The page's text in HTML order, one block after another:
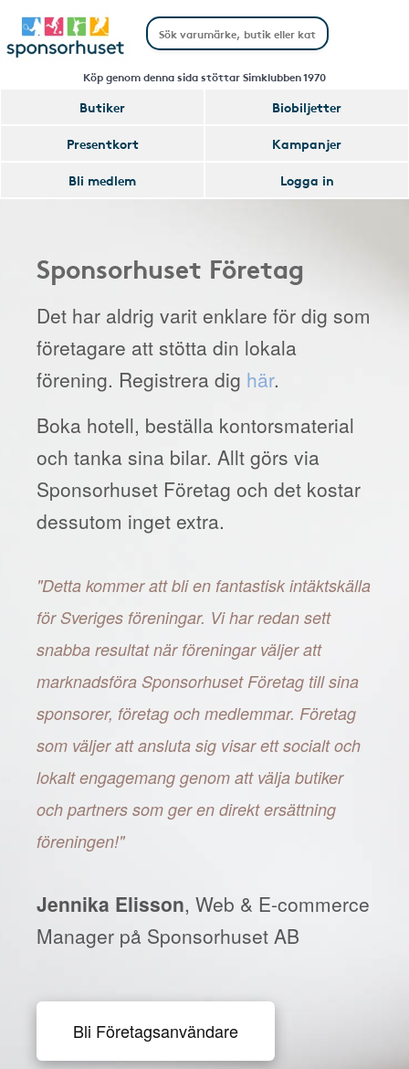
Köp genom denna sida stöttar Simklubben 1970
Butiker
Biobiljetter
Presentkort
Kampanjer
Bli medlem
Logga in
Sponsorhuset Företag
Det har aldrig varit enklare för dig som
företagare att stötta din lokala
förening. Registrera dig här.
Boka hotell, beställa kontorsmaterial
och tanka sina bilar. Allt görs via
Sponsorhuset Företag och det kostar
dessutom inget extra.
"Detta kommer att bli en fantastisk intäktskälla
för Sveriges föreningar. Vi har redan sett
snabba resultat när föreningar väljer att
marknadsföra Sponsorhuset Företag till sina
sponsorer, företag och medlemmar. Företag
som väljer att ansluta sig visar ett socialt och
lokalt engagemang genom att välja butiker
och partners som ger en direkt ersättning
föreningen!"
Jennika Elisson, Web & E-commerce
Manager på Sponsorhuset AB
Bli Företagsanvändare